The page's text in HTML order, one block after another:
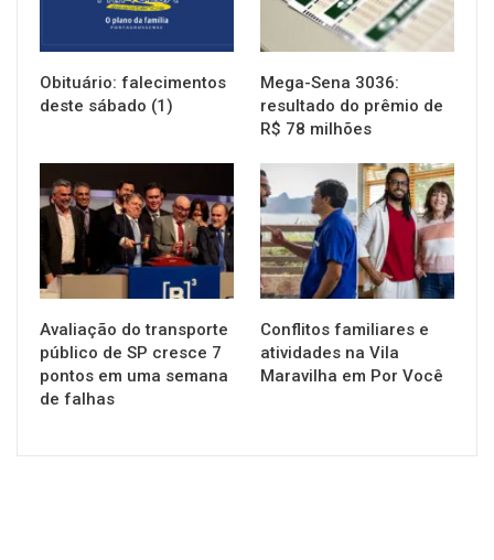
Obituário: falecimentos
deste sábado (1)
Mega-Sena 3036:
resultado do prêmio de
R$ 78 milhões
NOTÍCIAS
Avaliação do transporte
público de SP cresce 7
pontos em uma semana
de falhas
NOTÍCIAS
Conflitos familiares e
atividades na Vila
Maravilha em Por Você